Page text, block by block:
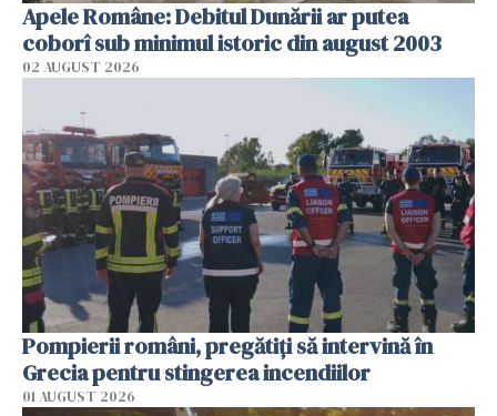
Apele Române: Debitul Dunării ar putea
coborî sub minimul istoric din august 2003
02 AUGUST 2026
Pompierii români, pregătiţi să intervină în
Grecia pentru stingerea incendiilor
01 AUGUST 2026